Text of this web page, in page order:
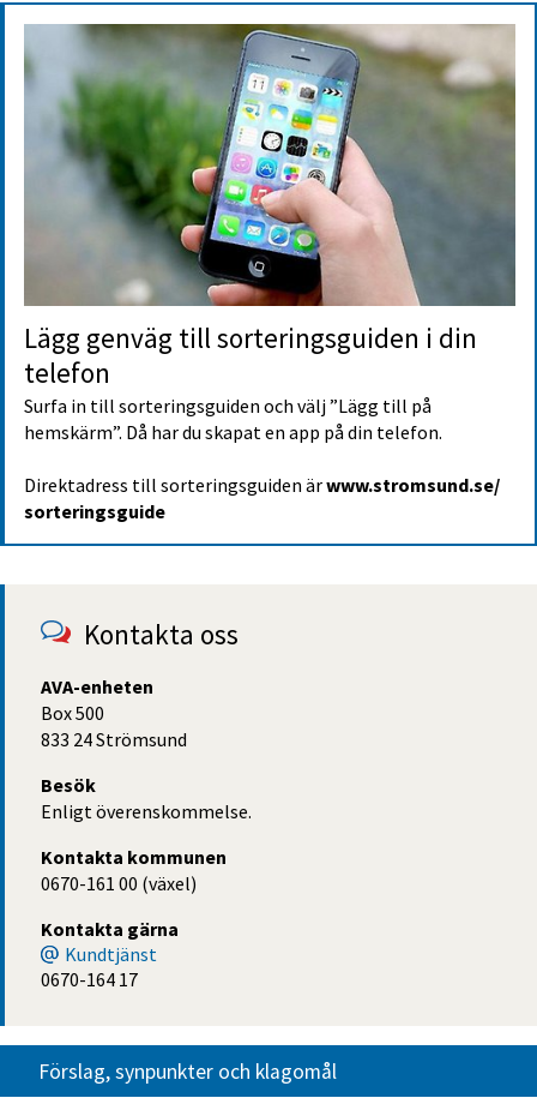
Lägg genväg till sorterings­guiden i din
telefon
Surfa in till sorteringsguiden och välj ”Lägg till på
hemskärm”. Då har du skapat en app på din telefon.
Direktadress till sorteringsguiden är www.stromsund.se/
sorteringsguide
Kontakta oss
AVA-enheten
Box 500
833 24 Strömsund
Besök
Enligt överenskommelse.
Kontakta kommunen
0670-161 00 (växel)
Kontakta gärna
Kundtjänst
0670-164 17
Förslag, synpunkter och klagomål